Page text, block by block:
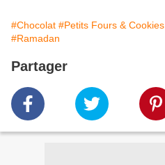
#Chocolat #Petits Fours & Cookies
#Ramadan
Partager